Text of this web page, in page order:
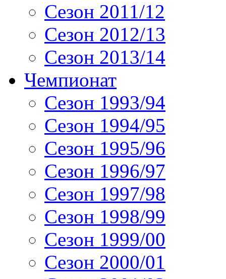
Сезон 2011/12
Сезон 2012/13
Сезон 2013/14
Чемпионат
Сезон 1993/94
Сезон 1994/95
Сезон 1995/96
Сезон 1996/97
Сезон 1997/98
Сезон 1998/99
Сезон 1999/00
Сезон 2000/01